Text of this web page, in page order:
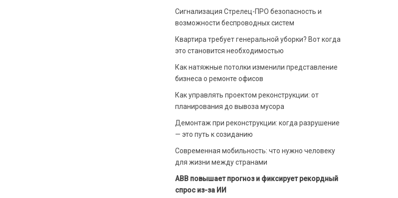
Сигнализация Стрелец-ПРО безопасность и
возможности беспроводных систем
Квартира требует генеральной уборки? Вот когда
это становится необходимостью
Как натяжные потолки изменили представление
бизнеса о ремонте офисов
Как управлять проектом реконструкции: от
планирования до вывоза мусора
Демонтаж при реконструкции: когда разрушение
— это путь к созиданию
Современная мобильность: что нужно человеку
для жизни между странами
ABB повышает прогноз и фиксирует рекордный
спрос из-за ИИ